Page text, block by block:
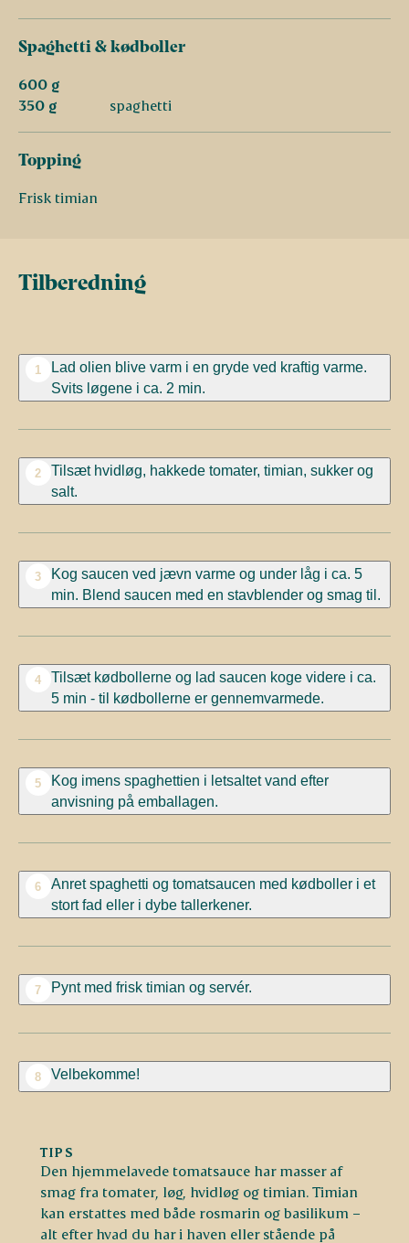
Spaghetti & kødboller
600 g
350 g
spaghetti
Topping
Frisk timian
Tilberedning
1
Lad olien blive varm i en gryde ved kraftig varme.
Svits løgene i ca. 2 min.
2
Tilsæt hvidløg, hakkede tomater, timian, sukker og
salt.
3
Kog saucen ved jævn varme og under låg i ca. 5
min. Blend saucen med en stavblender og smag til.
4
Tilsæt kødbollerne og lad saucen koge videre i ca.
5 min - til kødbollerne er gennemvarmede.
5
Kog imens spaghettien i letsaltet vand efter
anvisning på emballagen.
6
Anret spaghetti og tomatsaucen med kødboller i et
stort fad eller i dybe tallerkener.
7 Pynt med frisk timian og servér.
8 Velbekomme!
TIPS
Den hjemmelavede tomatsauce har masser af
smag fra tomater, løg, hvidløg og timian. Timian
kan erstattes med både rosmarin og basilikum –
alt efter hvad du har i haven eller stående på